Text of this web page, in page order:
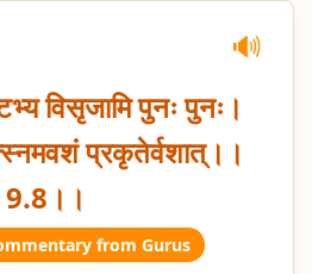
🔊
विसृजामि पुनः पुनः।
प्रकृतेर्वशात्।।
9.8।।
from Gurus